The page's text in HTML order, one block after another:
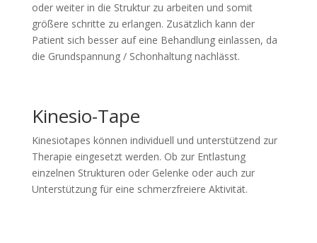
oder weiter in die Struktur zu arbeiten und somit
größere schritte zu erlangen. Zusätzlich kann der
Patient sich besser auf eine Behandlung einlassen, da
die Grundspannung / Schonhaltung nachlässt.
Kinesio-Tape
Kinesiotapes können individuell und unterstützend zur
Therapie eingesetzt werden. Ob zur Entlastung
einzelnen Strukturen oder Gelenke oder auch zur
Unterstützung für eine schmerzfreiere Aktivität.